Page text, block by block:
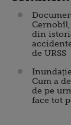
din
de URSS
Cum a
de pe
face tot